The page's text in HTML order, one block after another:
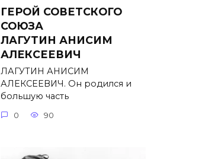
ГЕРОЙ СОВЕТСКОГО
СОЮЗА
ЛАГУТИН АНИСИМ
АЛЕКСЕЕВИЧ
ЛАГУТИН АНИСИМ
АЛЕКСЕЕВИЧ. Он родился и
большую часть
0 90